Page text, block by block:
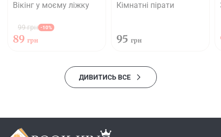
Вікінг у моєму ліжку
99 грн -10%
89 грн
Кімнатні пірати
95 грн
ДИВИТИСЬ ВСЕ